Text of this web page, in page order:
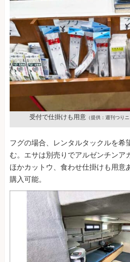
受付で仕掛けも用意（提供：週刊つりニ
フグの場合、レンタルタックルを希
む。エサは別売りでアルゼンチンア
ほかカットウ、食わせ仕掛けも用意
購入可能。